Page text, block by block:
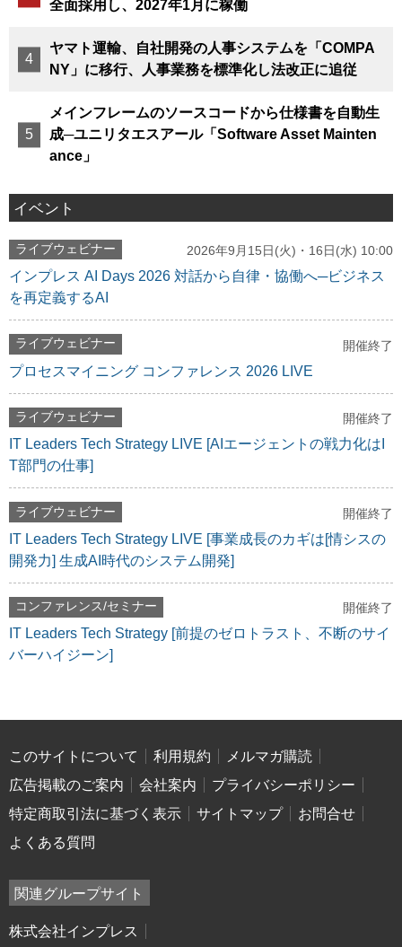
全面採用し、2027年1月に稼働
ヤマト運輸、自社開発の人事システムを「COMPA
NY」に移行、人事業務を標準化し法改正に追従
メインフレームのソースコードから仕様書を自動生
成─ユニリタエスアール「Software Asset Mainten
ance」
イベント
ライブウェビナー 2026年9月15日(火)・16日(水) 10:00
インプレス AI Days 2026 対話から自律・協働へ─ビジネス
を再定義するAI
ライブウェビナー 開催終了
プロセスマイニング コンファレンス 2026 LIVE
ライブウェビナー 開催終了
IT Leaders Tech Strategy LIVE [AIエージェントの戦力化はI
T部門の仕事]
ライブウェビナー 開催終了
IT Leaders Tech Strategy LIVE [事業成長のカギは[情シスの
開発力] 生成AI時代のシステム開発]
コンファレンス/セミナー 開催終了
IT Leaders Tech Strategy [前提のゼロトラスト、不断のサイ
バーハイジーン]
このサイトについて 利用規約
メルマガ購読
広告掲載のご案内
会社案内
プライバシーポリシー
特定商取引法に基づく表示
サイトマップ
お問合せ
よくある質問
関連グループサイト
株式会社インプレス